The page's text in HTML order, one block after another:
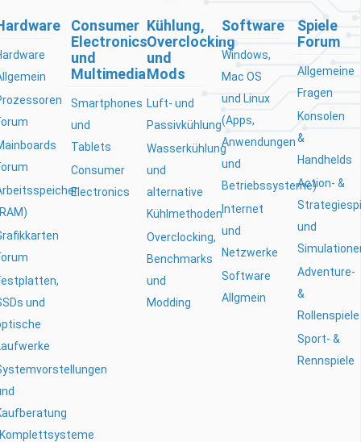
und
Consumer
Electronics
und
Multimedia
Smartphones
und
Tablets
Consumer
Electronics
Kühlung,
Overclocking
und
Mods
Luft- und
Passivkühlung
Wasserkühlung
und
alternative
Kühlmethoden
Overclocking,
Benchmarks
und
Modding
Software
Windows,
Mac OS
und Linux
(Apps,
Anwendungen
und
Betriebssysteme)
Internet
und
Netzwerke
Software
Allgmein
Spiele
Forum
Allgemeine
Fragen
Konsolen
&
Handhelds
Action- &
und
Adventure-
&
Rollenspiele
Sport- &
Rennspiele